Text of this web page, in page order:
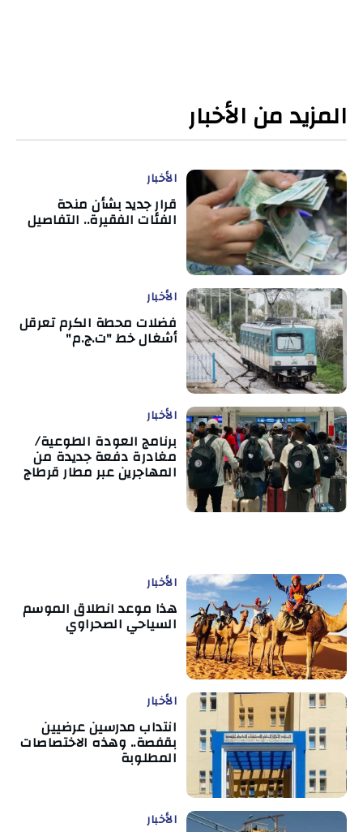
المزيد من الأخبار
الأخبار
قرار جديد بشأن منحة
الفئات الفقيرة.. التفاصيل
الأخبار
فضلات محطة الكرم تعرقل
أشغال خط "ت.ج.م"
الأخبار
برنامج العودة الطوعية/
مغادرة دفعة جديدة من
المهاجرين عبر مطار قرطاج
الأخبار
هذا موعد انطلاق الموسم
السياحي الصحراوي
الأخبار
انتداب مدرسين عرضيين
بقفصة.. وهذه الاختصاصات
المطلوبة
الأخبار